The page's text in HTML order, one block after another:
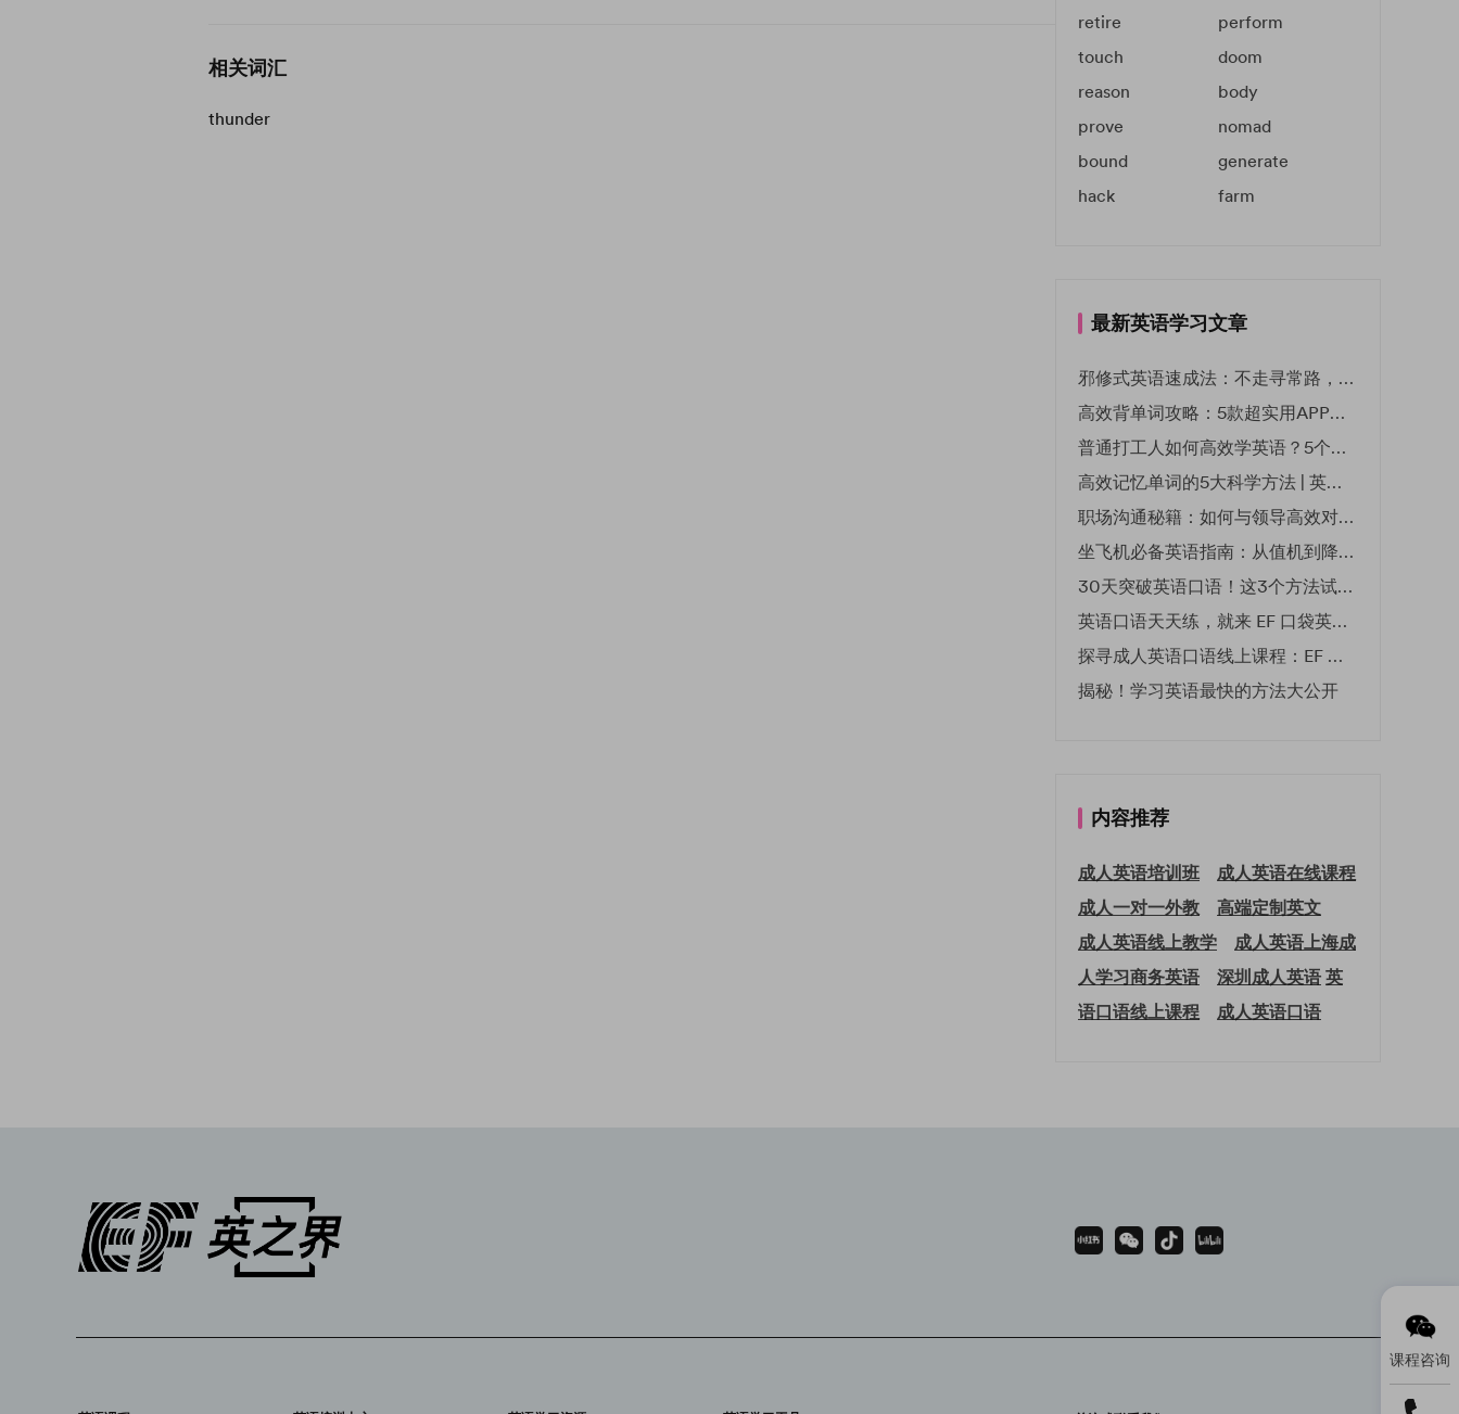
相关词汇
thunder
retire
perform
touch
doom
reason
body
prove
nomad
bound
generate
hack
farm
最新英语学习文章
邪修式英语速成法：不走寻常路，英语战力狂飙！
高效背单词攻略：5款超实用APP推荐 | EF英孚教育
普通打工人如何高效学英语？5个实用技巧助你突破职场瓶颈
高效记忆单词的5大科学方法 | 英语学习必备技巧
职场沟通秘籍：如何与领导高效对话 | EF英孚职场指南
坐飞机必备英语指南：从值机到降落的全流程表达
30天突破英语口语！这3个方法试过的人都说有效
英语口语天天练，就来 EF 口袋英语微信小程序
探寻成人英语口语线上课程：EF 英孚教育凭什么领航
揭秘！学习英语最快的方法大公开
内容推荐
成人英语培训班
成人英语在线课程
成人一对一外教
高端定制英文
成人英语线上教学
成人英语上海成
人学习商务英语
深圳成人英语英
语口语线上课程
成人英语口语
课程咨询